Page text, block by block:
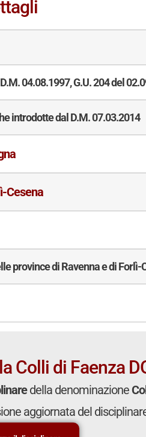
04.08.1997, G.U. 204 del
introdotte dal D.M. 07.03.2014
Cesena
province di Ravenna e di Forlì-
Colli di Faenza
della denominazione
aggiornata del